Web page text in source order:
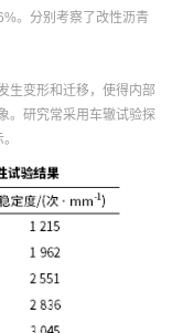
。分别考察了改性沥青
生变形和迁移，使得内部
。研究常采用车辙试验探